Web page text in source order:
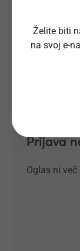
Prijava
Oglas ni
Želite biti
na svoj e-